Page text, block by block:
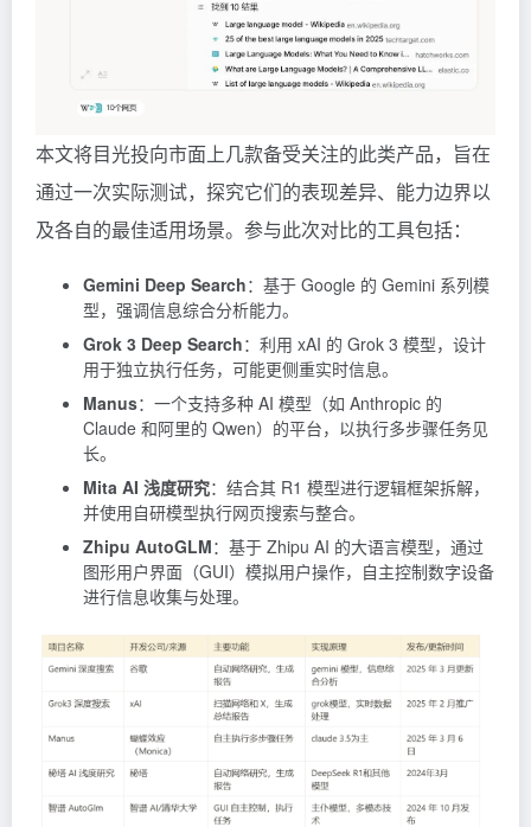
本文将目光投向市面上几款备受关注的此类产品，旨在
通过一次实际测试，探究它们的表现差异、能力边界以
及各自的最佳适用场景。参与此次对比的工具包括：
Gemini Deep Search：基于 Google 的 Gemini 系列模
型，强调信息综合分析能力。
Grok 3 Deep Search：利用 xAI 的 Grok 3 模型，设计
用于独立执行任务，可能更侧重实时信息。
Manus：一个支持多种 AI 模型（如 Anthropic 的
Claude 和阿里的 Qwen）的平台，以执行多步骤任务见
长。
Mita AI 浅度研究：结合其 R1 模型进行逻辑框架拆解，
并使用自研模型执行网页搜索与整合。
Zhipu AutoGLM：基于 Zhipu AI 的大语言模型，通过
图形用户界面（GUI）模拟用户操作，自主控制数字设备
进行信息收集与处理。